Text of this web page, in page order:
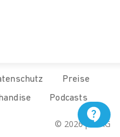
Preise
Podcasts
© 2026 pur.AG